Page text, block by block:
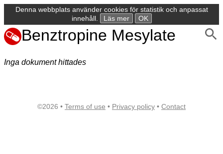
Denna webbplats använder cookies för statistik och anpassat
innehåll.
Läs mer OK
Benztropine Mesylate
Inga dokument hittades
©2026 • Terms of use • Privacy policy • Contact